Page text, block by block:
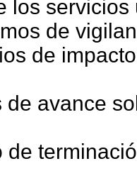
los servicios
de
de
de avance
de